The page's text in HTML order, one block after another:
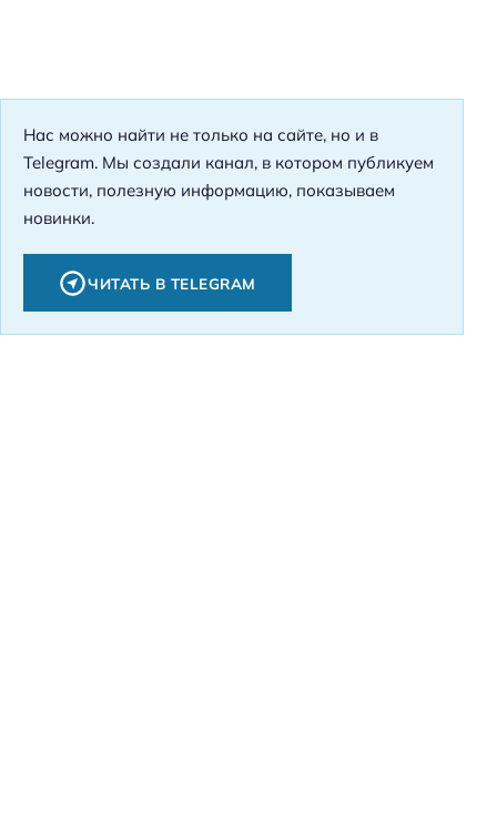
Нас можно найти не только на сайте, но и в
Telegram. Мы создали канал, в котором публикуем
новости, полезную информацию, показываем
новинки.
ЧИТАТЬ В TELEGRAM